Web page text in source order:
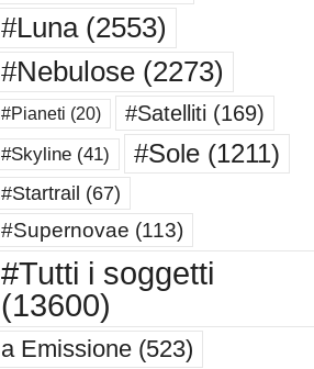
#Luna(2553)
#Nebulose(2273)
#Pianeti (20) #Satelliti (169)
#Skyline(41) #Sole(1211)
#Startrail (67)
#Supernovae (113)
#Tutti i soggetti
(13600)
a Emissione(523)